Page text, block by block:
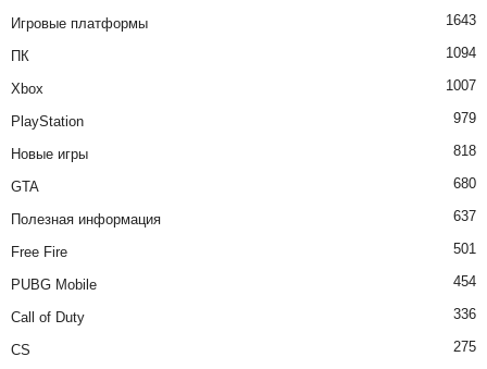
Игровые платформы 1643
ПК 1094
Xbox 1007
PlayStation 979
Новые игры 818
GTA 680
Полезная информация 637
Free Fire 501
PUBG Mobile 454
Call of Duty 336
CS 275